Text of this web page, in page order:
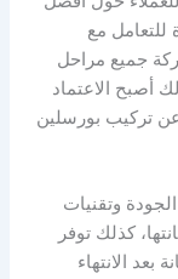
للتعامل مع
جميع مراحل
أصبح الاعتماد
تركيب بورسلين
وتقنيات
كذلك توفر
الانتهاء